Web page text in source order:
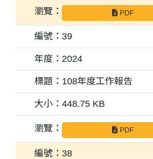
PDF
39
2024
108年度工作報告
448.75 KB
PDF
38